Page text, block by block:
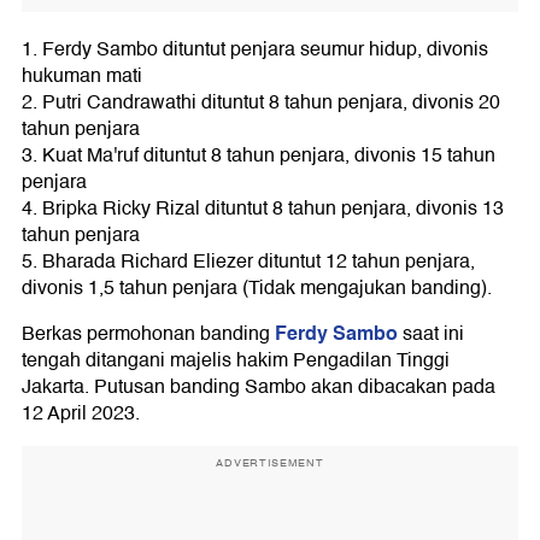
1. Ferdy Sambo dituntut penjara seumur hidup, divonis
hukuman mati
2. Putri Candrawathi dituntut 8 tahun penjara, divonis 20
tahun penjara
3. Kuat Ma'ruf dituntut 8 tahun penjara, divonis 15 tahun
penjara
4. Bripka Ricky Rizal dituntut 8 tahun penjara, divonis 13
tahun penjara
5. Bharada Richard Eliezer dituntut 12 tahun penjara,
divonis 1,5 tahun penjara (Tidak mengajukan banding).
Berkas permohonan banding Ferdy Sambosaat ini
tengah ditangani majelis hakim Pengadilan Tinggi
Jakarta. Putusan banding Sambo akan dibacakan pada
12 April 2023.
ADVERTISEMENT